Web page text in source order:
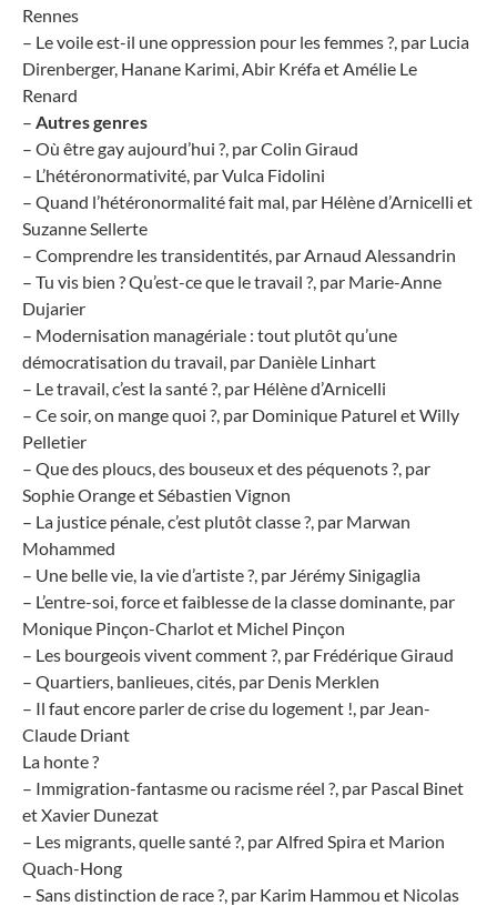
Rennes
– Le voile est-il une oppression pour les femmes ?, par Lucia
Direnberger, Hanane Karimi, Abir Kréfa et Amélie Le
Renard
– Autres genres
– Où être gay aujourd’hui ?, par Colin Giraud
– L’hétéronormativité, par Vulca Fidolini
– Quand l’hétéronormalité fait mal, par Hélène d’Arnicelli et
Suzanne Sellerte
– Comprendre les transidentités, par Arnaud Alessandrin
– Tu vis bien ? Qu’est-ce que le travail ?, par Marie-Anne
Dujarier
– Modernisation managériale : tout plutôt qu’une
démocratisation du travail, par Danièle Linhart
– Le travail, c’est la santé ?, par Hélène d’Arnicelli
– Ce soir, on mange quoi ?, par Dominique Paturel et Willy
Pelletier
– Que des ploucs, des bouseux et des péquenots ?, par
Sophie Orange et Sébastien Vignon
– La justice pénale, c’est plutôt classe ?, par Marwan
Mohammed
– Une belle vie, la vie d’artiste ?, par Jérémy Sinigaglia
– L’entre-soi, force et faiblesse de la classe dominante, par
Monique Pinçon-Charlot et Michel Pinçon
– Les bourgeois vivent comment ?, par Frédérique Giraud
– Quartiers, banlieues, cités, par Denis Merklen
– Il faut encore parler de crise du logement !, par Jean-
Claude Driant
La honte ?
– Immigration-fantasme ou racisme réel ?, par Pascal Binet
et Xavier Dunezat
– Les migrants, quelle santé ?, par Alfred Spira et Marion
Quach-Hong
– Sans distinction de race ?, par Karim Hammou et Nicolas